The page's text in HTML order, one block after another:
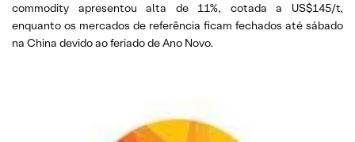
commodity apresentou alta de 11%, cotada a US$145/t,
enquanto os mercados de referência ficam fechados até sábado
na China devido ao feriado de Ano Novo.